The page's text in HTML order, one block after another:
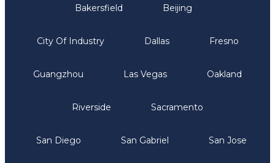
Bakersfield Beijing
City Of Industry Dallas Fresno
Guangzhou Las Vegas Oakland
Riverside Sacramento
San Diego San Gabriel San Jose